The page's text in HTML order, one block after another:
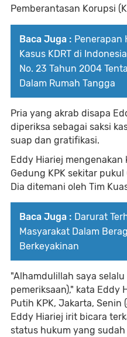
Pemberantasan Korupsi
Baca Juga : Penerapan
Kasus KDRT di
No. 23 Tahun 2004
Dalam Rumah Tangga
Pria yang akrab disapa
diperiksa sebagai saksi
suap dan gratifikasi.
Eddy Hiariej
Gedung KPK sekitar pukul
Dia ditemani oleh Tim
Baca Juga : Darurat
Masyarakat Dalam
Berkeyakinan
"Alhamdulillah saya
pemeriksaan)," kata Eddy
Putih KPK, Jakarta, Senin
Eddy Hiariej irit bicara
status hukum yang